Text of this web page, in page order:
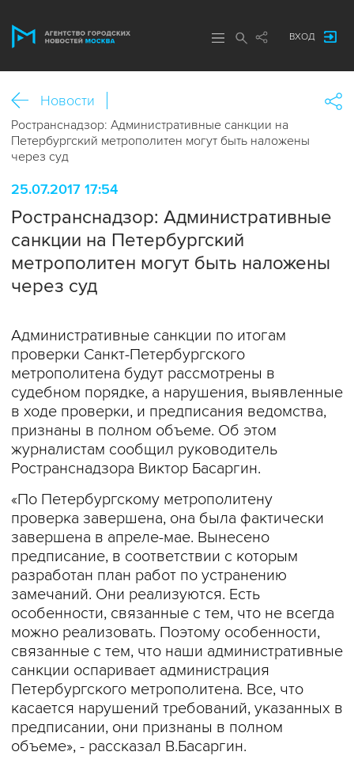
ВХОД
Новости
Ространснадзор: Административные санкции на
Петербургский метрополитен могут быть наложены
через суд
25.07.2017 17:54
Ространснадзор: Административные
санкции на Петербургский
метрополитен могут быть наложены
через суд
Административные санкции по итогам
проверки Санкт-Петербургского
метрополитена будут рассмотрены в
судебном порядке, а нарушения, выявленные
в ходе проверки, и предписания ведомства,
признаны в полном объеме. Об этом
журналистам сообщил руководитель
Ространснадзора Виктор Басаргин.
«По Петербургскому метрополитену
проверка завершена, она была фактически
завершена в апреле-мае. Вынесено
предписание, в соответствии с которым
разработан план работ по устранению
замечаний. Они реализуются. Есть
особенности, связанные с тем, что не всегда
можно реализовать. Поэтому особенности,
связанные с тем, что наши административные
санкции оспаривает администрация
Петербургского метрополитена. Все, что
касается нарушений требований, указанных в
предписании, они признаны в полном
объеме», - рассказал В.Басаргин.